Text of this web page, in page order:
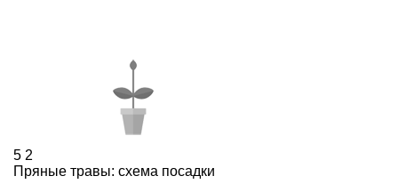
5 2
Пряные травы: схема посадки